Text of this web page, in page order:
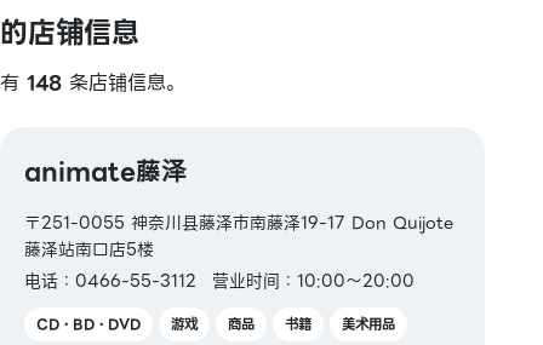
的店铺信息
有 148 条店铺信息。
animate藤泽
〒251-0055 神奈川县藤泽市南藤泽19-17 Don Quijote
藤泽站南口店5楼
电话：0466-55-3112
营业时间：10:00～20:00
CD・BD・DVD 游戏 商品 书籍
美术用品